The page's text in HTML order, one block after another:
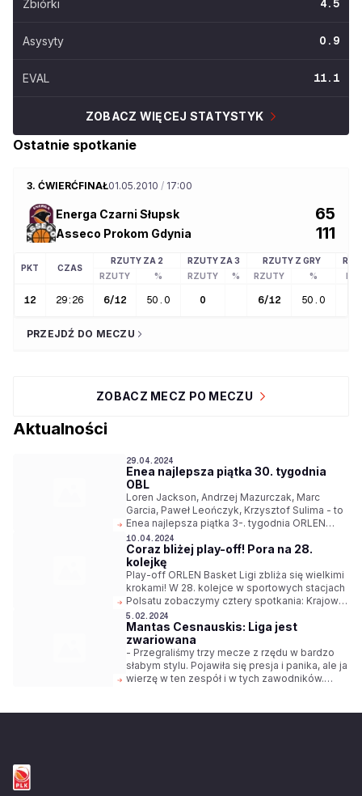
Zbiórki 4.5
Asysyty 0.9
EVAL 11.1
ZOBACZ WIĘCEJ STATYSTYK
Ostatnie spotkanie
3. ĆWIERĆFINAŁ01.05.2010 / 17:00
Energa Czarni Słupsk 65
Asseco Prokom Gdynia 111
PKT CZAS
RZUTY ZA 2 RZUTY ZA 3 RZUTY Z GRY
RZUTY
% RZUTY % RZUTY %
12 29:26 6/12 50.0 0 6/12 50.0
PRZEJDŹ DO MECZU
ZOBACZ MECZ PO MECZU
Aktualności
29.04.2024
Enea najlepsza piątka 30. tygodnia
OBL
Loren Jackson, Andrzej Mazurczak, Marc
Garcia, Paweł Leończyk, Krzysztof Sulima - to
Enea najlepsza piątka 3-. tygodnia ORLEN
Basket Ligi w sezonie 2023/24.
10.04.2024
Coraz bliżej play-off! Pora na 28.
kolejkę
Play-off ORLEN Basket Ligi zbliża się wielkimi
krokami! W 28. kolejce w sportowych stacjach
Polsatu zobaczymy cztery spotkania: Krajowa
Grupa Spożywcza Arka - Dziki, Polski Cukier
Start - PGE Spójnia, King - Legia oraz Arged
BM Stal - Anwil. Pozostałe mecze będą
dostępne w serwisie Emocje.TV
5.02.2024
Mantas Cesnauskis: Liga jest
zwariowana
- Przegraliśmy trzy mecze z rzędu w bardzo
słabym stylu. Pojawiła się presja i panika, ale ja
wierzę w ten zespół i w tych zawodników.